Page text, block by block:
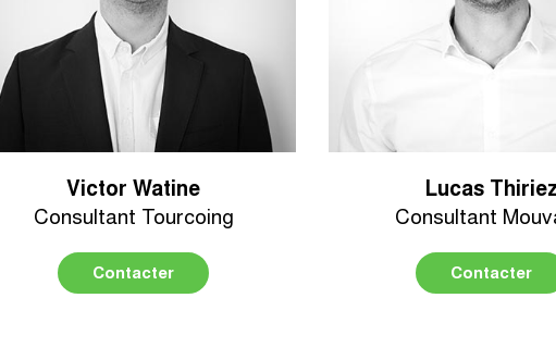
Victor Watine
Consultant Tourcoing
Contacter
Lucas
Consultant
Contacter